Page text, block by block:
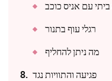
עם אניס כוכב
רגלי עוף בתנור
מה ניתן להחליף
פגיעה והתוויות נגד